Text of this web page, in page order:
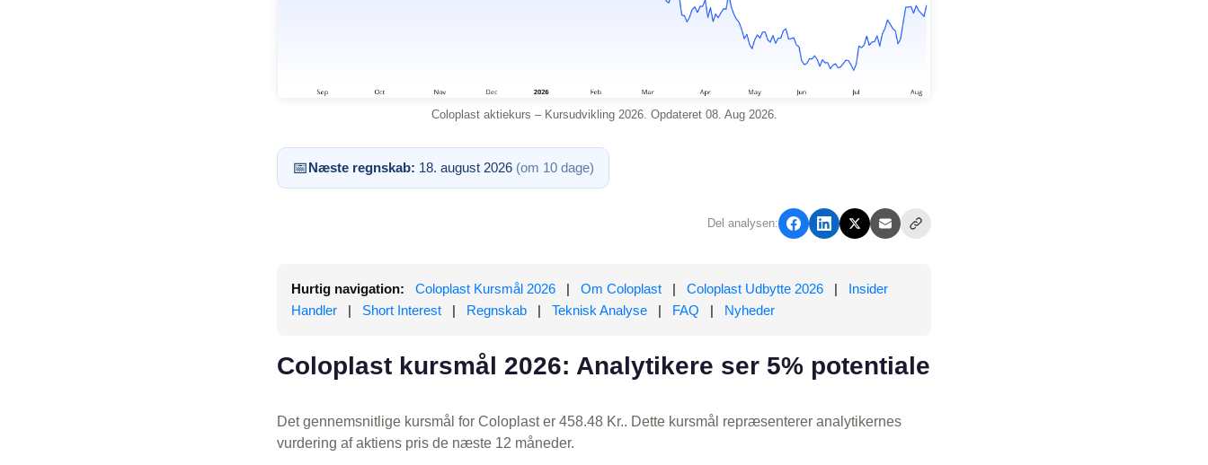
Coloplast aktiekurs – Kursudvikling 2026. Opdateret 08. Aug 2026.
📅Næste regnskab: 18. august 2026 (om 10 dage)
Del analysen:
Hurtig navigation: Coloplast Kursmål 2026 | Om Coloplast | Coloplast Udbytte 2026 |
Insider
Handler
| Short Interest | Regnskab | Teknisk Analyse | FAQ | Nyheder
Coloplast kursmål 2026: Analytikere ser 5% potentiale
Det gennemsnitlige kursmål for Coloplast er 458.48 Kr.. Dette kursmål repræsenterer analytikernes
vurdering af aktiens pris de næste 12 måneder.